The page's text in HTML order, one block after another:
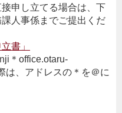
申し立てる場合は、下
人事係までご提出くだ
書」
＊office.otaru-
、アドレスの＊を＠に